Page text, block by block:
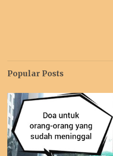
Popular Posts